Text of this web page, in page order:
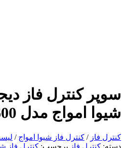
شیوا امواج مدل DMJN-600
کنترل فاز / کنترل فاز شیوا امواج /
دسته: کنترل فاز برچسب: کنترل فاز